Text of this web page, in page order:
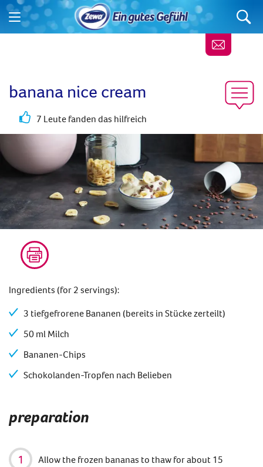
banana nice cream
7 Leute fanden das hilfreich
Ingredients (for 2 servings):
3 tiefgefrorene Bananen (bereits in Stücke zerteilt)
50 ml Milch
Bananen-Chips
Schokolanden-Tropfen nach Belieben
preparation
Allow the frozen bananas to thaw for about 15